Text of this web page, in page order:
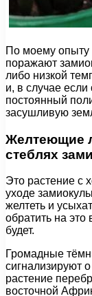
По моему опыту
поражают
либо низкой
и, в случае
постоянный
засушливую
Желтеющие
стеблях
Это растение с
уходе
желтеть и
обратить на
будет.
Громадные
сигнализируют
растение
восточной